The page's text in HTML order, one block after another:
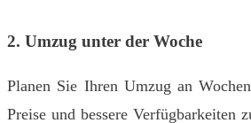
2. Umzug unter der Woche
Planen Sie Ihren Umzug an
Preise und bessere Verfügbarkeiten